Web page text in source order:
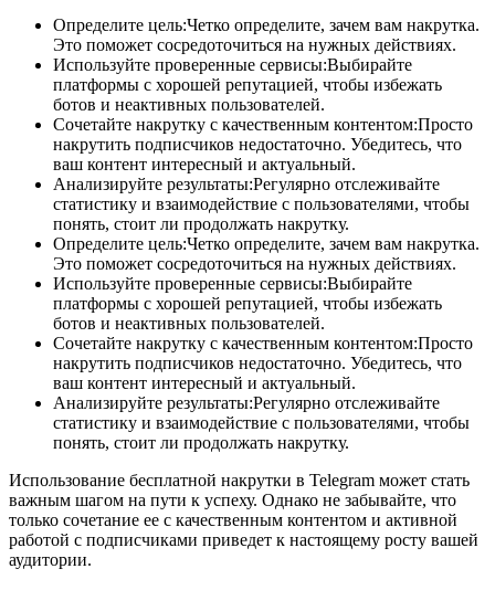
Определите цель:Четко определите, зачем вам накрутка.
Это поможет сосредоточиться на нужных действиях.
Используйте проверенные сервисы:Выбирайте
платформы с хорошей репутацией, чтобы избежать
ботов и неактивных пользователей.
Сочетайте накрутку с качественным контентом:Просто
накрутить подписчиков недостаточно. Убедитесь, что
ваш контент интересный и актуальный.
Анализируйте результаты:Регулярно отслеживайте
статистику и взаимодействие с пользователями, чтобы
понять, стоит ли продолжать накрутку.
Определите цель:Четко определите, зачем вам накрутка.
Это поможет сосредоточиться на нужных действиях.
Используйте проверенные сервисы:Выбирайте
платформы с хорошей репутацией, чтобы избежать
ботов и неактивных пользователей.
Сочетайте накрутку с качественным контентом:Просто
накрутить подписчиков недостаточно. Убедитесь, что
ваш контент интересный и актуальный.
Анализируйте результаты:Регулярно отслеживайте
статистику и взаимодействие с пользователями, чтобы
понять, стоит ли продолжать накрутку.
Использование бесплатной накрутки в Telegram может стать
важным шагом на пути к успеху. Однако не забывайте, что
только сочетание ее с качественным контентом и активной
работой с подписчиками приведет к настоящему росту вашей
аудитории.